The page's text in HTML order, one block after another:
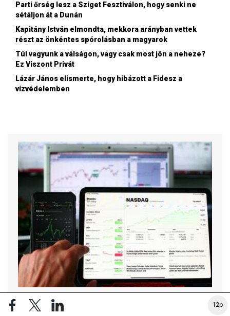
12p
Parti őrség lesz a Sziget Fesztiválon, hogy senki ne
sétáljon át a Dunán
Kapitány István elmondta, mekkora arányban vettek
részt az önkéntes spórolásban a magyarok
Túl vagyunk a válságon, vagy csak most jön a neheze?
Ez Viszont Privát
Lázár János elismerte, hogy hibázott a Fidesz a
vízvédelemben
Kitartott a techrészvények jó formája